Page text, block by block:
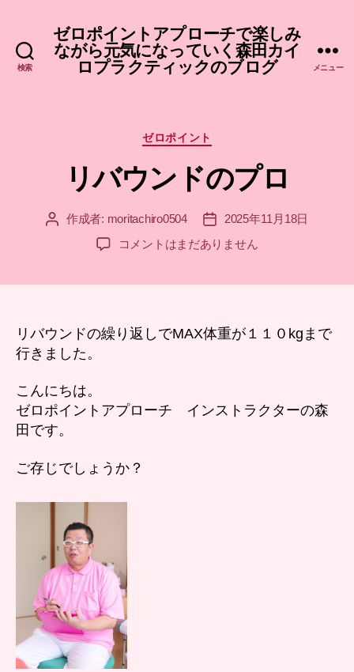
検索
ゼロポイントアプローチで楽しみ
ながら元気になっていく森田カイ
ロプラクティックのブログ
メニュー
カ
ゴ
リ
ゼロポイント
リバウンドのプロ
投 作成者: moritachiro0504
投
稿
日
2025年11月18日
リ
の
の
コメントはまだありません
リバウンドの繰り返しでMAX体重が１１０kgまで
行きました。
こんにちは。
ゼロポイントアプローチ インストラクターの森
田です。
ご存じでしょうか？